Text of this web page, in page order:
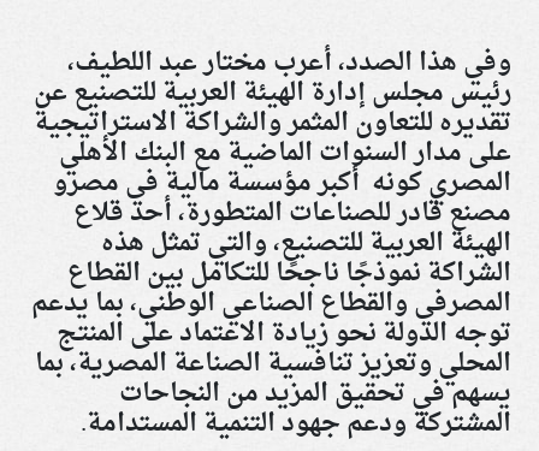
وفي هذا الصدد، أعرب مختار عبد اللطيف،
رئيس مجلس إدارة الهيئة العربية للتصنيع عن
تقديره للتعاون المثمر والشراكة الاستراتيجية
على مدار السنوات الماضية مع البنك الأهلي
المصري كونه أكبر مؤسسة مالية في مصرو
مصنع قادر للصناعات المتطورة، أحد قلاع
الهيئة العربية للتصنيع، والتي تمثل هذه
الشراكة نموذجًا ناجحًا للتكامل بين القطاع
المصرفي والقطاع الصناعي الوطني، بما يدعم
توجه الدولة نحو زيادة الاعتماد على المنتج
المحلي وتعزيز تنافسية الصناعة المصرية، بما
يسهم في تحقيق المزيد من النجاحات
المشتركة ودعم جهود التنمية المستدامة.